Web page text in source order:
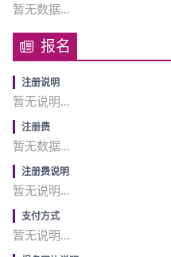
暂无数据...
报名
注册说明
暂无说明...
注册费
暂无数据...
注册费说明
暂无说明...
支付方式
暂无说明...